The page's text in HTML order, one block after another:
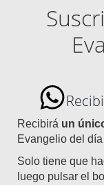
Recibirá un
Evangelio del
Solo tiene que
luego pulsar el